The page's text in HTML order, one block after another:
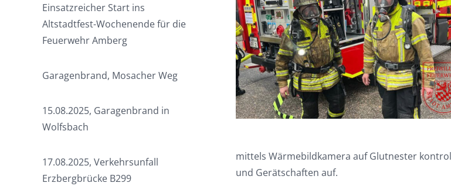
mittels Wärmebildkamera auf Glutnester
und Gerätschaften auf.
Einsatzreicher Start ins
Altstadtfest-Wochenende für die
Feuerwehr Amberg
Garagenbrand, Mosacher Weg
15.08.2025, Garagenbrand in
Wolfsbach
17.08.2025, Verkehrsunfall
Erzbergbrücke B299